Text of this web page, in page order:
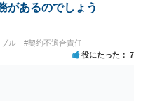
があるのでしょう
ル #契約不適合責任
役にたった 7